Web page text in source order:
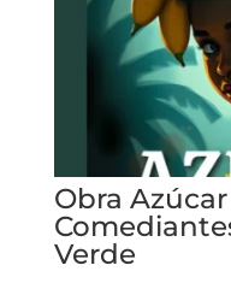
Obra
Verde